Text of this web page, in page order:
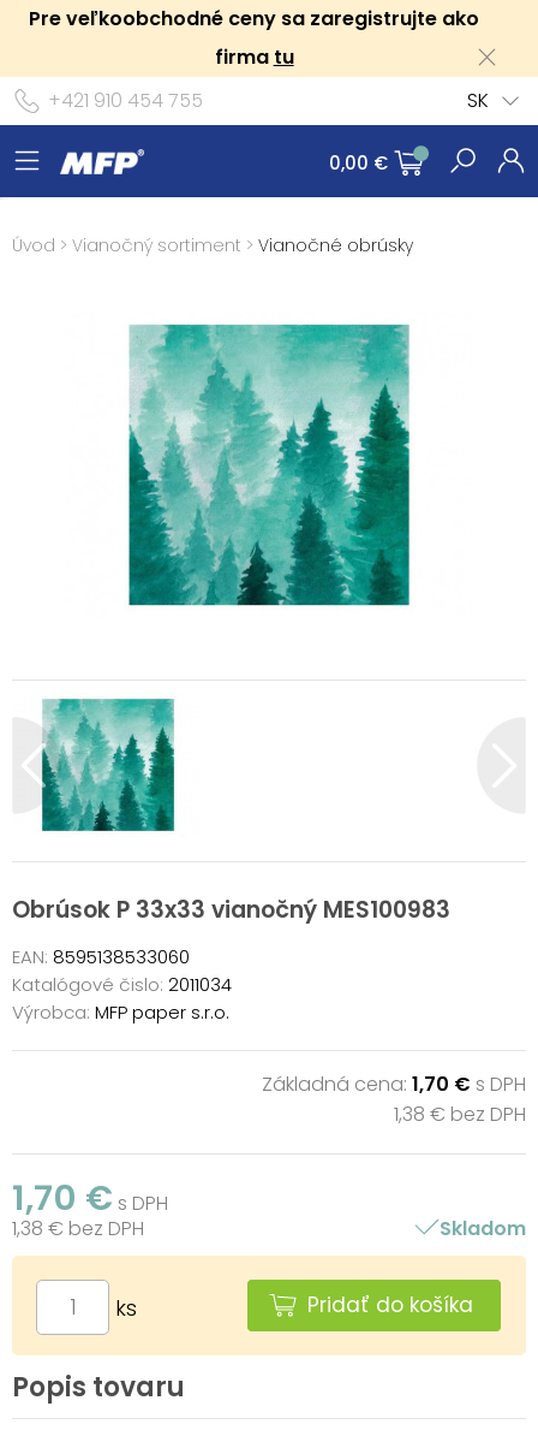
Pre veľkoobchodné ceny sa zaregistrujte ako
firma tu
+421 910 454 755
SK
0,00 €
Úvod > Vianočný sortiment > Vianočné obrúsky
Obrúsok P 33x33 vianočný MES100983
EAN: 8595138533060
Katalógové čislo: 2011034
Výrobca: MFP paper s.r.o.
Základná cena: 1,70 € s DPH
1,38 € bez DPH
1,70 € s DPH
1,38 € bez DPH
Skladom
ks Pridať do košíka
Popis tovaru